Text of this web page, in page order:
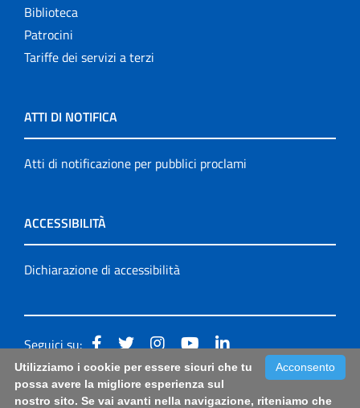
Biblioteca
Patrocini
Tariffe dei servizi a terzi
ATTI DI NOTIFICA
Atti di notificazione per pubblici proclami
ACCESSIBILITÀ
Dichiarazione di accessibilità
Seguici su:
Accessibilità: form di segnalazione di prima istanza per
Acconsento
Utilizziamo i cookie per essere sicuri che tu
possa avere la migliore esperienza sul
nostro sito. Se vai avanti nella navigazione, riteniamo che